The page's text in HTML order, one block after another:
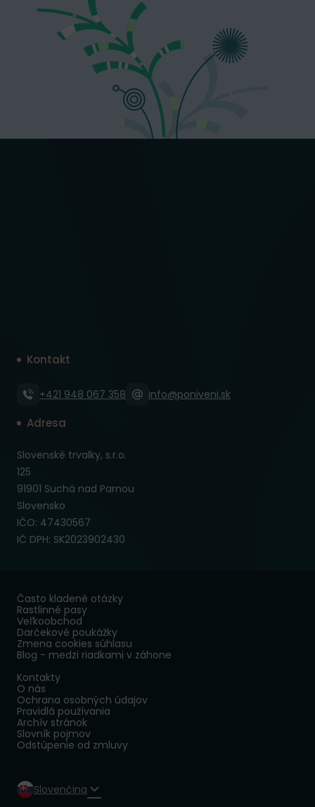
Kontakt
+421 948 067 358 info@poniveni.sk
Adresa
Slovenské trvalky, s.r.o.
125
91901 Suchá nad Parnou
Slovensko
IČO: 47430567
IČ DPH: SK2023902430
Často kladené otázky
Rastlinné pasy
Veľkoobchod
Darčekové poukážky
Zmena cookies súhlasu
Blog - medzi riadkami v záhone
Kontakty
O nás
Ochrana osobných údajov
Pravidlá používania
Archív stránok
Slovník pojmov
Odstúpenie od zmluvy
Slovenčina